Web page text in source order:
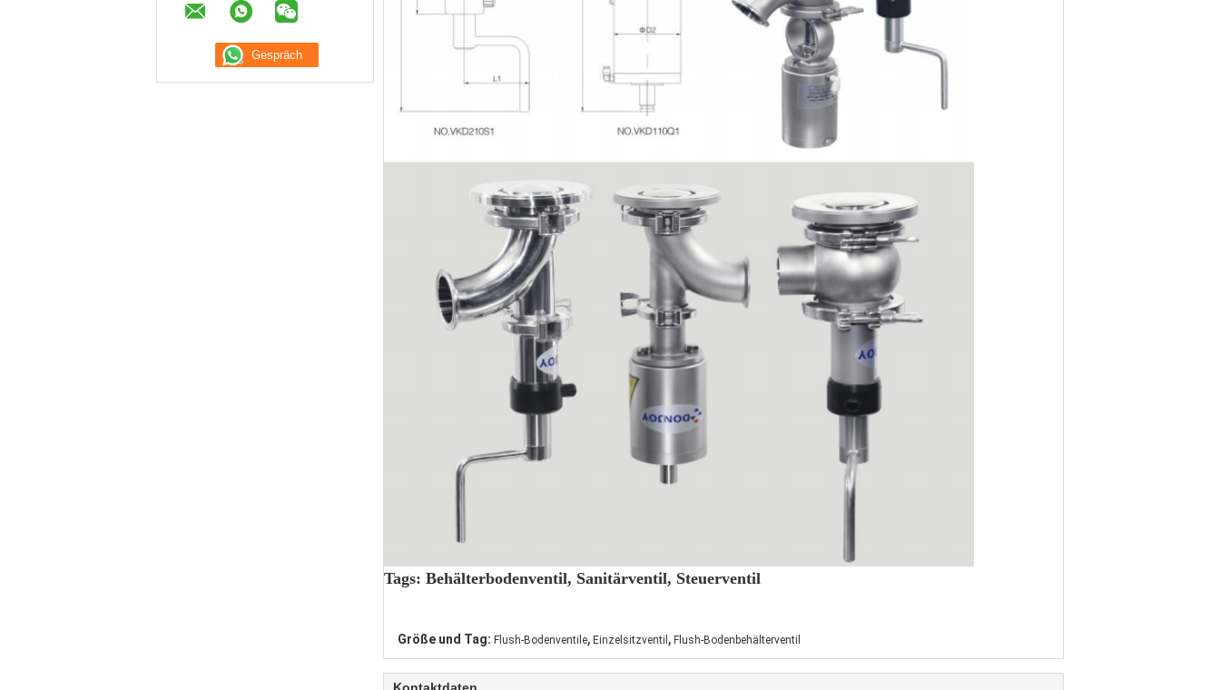
Tags: Behälterbodenventil, Sanitärventil, Steuerventil
Größe und Tag: Flush-Bodenventile, Einzelsitzventil , Flush-Bodenbehälterventil